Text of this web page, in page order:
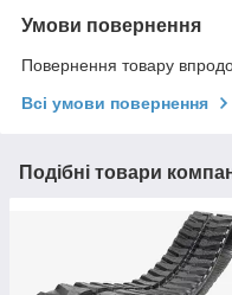
Умови повернення
Повернення товару
Всі умови повернення
Подібні товари